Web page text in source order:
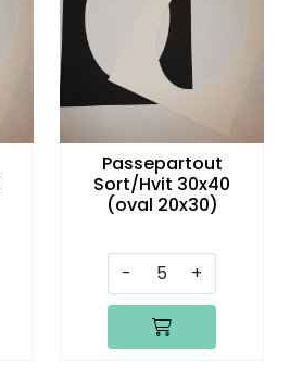
Passepartout
Sort/Hvit 30x40
(oval 20x30)
- +